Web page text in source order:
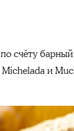
счёту
и